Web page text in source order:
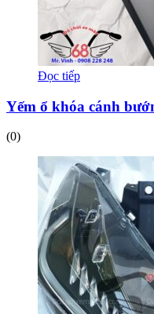
Đọc tiếp
Yếm ổ khóa cánh
(0)